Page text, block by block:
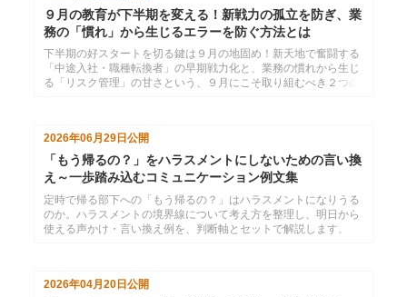
９月の教育が下半期を変える！新戦力の孤立を防ぎ、業
務の「慣れ」から生じるエラーを防ぐ方法とは
下半期の好スタートを切る鍵は９月の地固め！新天地で奮闘する
「中途入社・職種転換者」の早期戦力化と、業務の慣れから生じ
る「リスク管理」の甘さという、９月にこそ取り組むべき２つの
2026年06月29日 公開
「もう帰るの？」をハラスメントにしないための言い換
え～一歩踏み込むコミュニケーション例文集
定時で帰る部下への「もう帰るの？」はハラスメントになりうる
のか。ハラスメントの境界線について考え方を整理し、明日から
使える声かけ・言い換え例を、判断軸とセットで解説します。
2026年04月20日 公開